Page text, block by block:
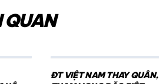
QUAN
ĐT VIỆT NAM THAY QUÂN,